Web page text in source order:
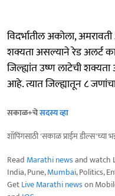
विदर्भातील अकोला,
शक्यता असल्याने रेड अलर्ट
जिल्ह्यांत उष्ण लाटेची
आहे. त्यात जिल्ह्यातून ८
सकाळ+चेसदस्य व्हा
शॉपिंगसाठी 'सकाळ प्राईम डील्स'च्या
Read Marathi newsand watch
India, Pune,Mumbai, Politics,
GetLive Marathi newson